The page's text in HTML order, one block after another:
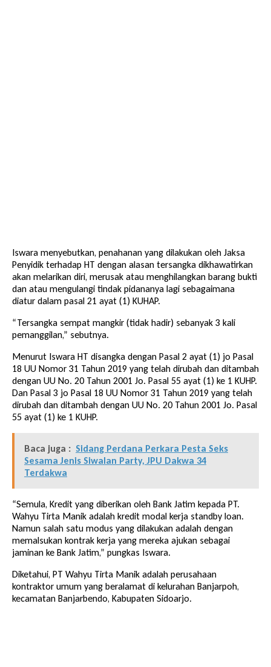
Iswara menyebutkan, penahanan yang dilakukan oleh Jaksa
Penyidik terhadap HT dengan alasan tersangka dikhawatirkan
akan melarikan diri, merusak atau menghilangkan barang bukti
dan atau mengulangi tindak pidananya lagi sebagaimana
diatur dalam pasal 21 ayat (1) KUHAP.
“Tersangka sempat mangkir (tidak hadir) sebanyak 3 kali
pemanggilan,” sebutnya.
Menurut Iswara HT disangka dengan Pasal 2 ayat (1) jo Pasal
18 UU Nomor 31 Tahun 2019 yang telah dirubah dan ditambah
dengan UU No. 20 Tahun 2001 Jo. Pasal 55 ayat (1) ke 1 KUHP.
Dan Pasal 3 jo Pasal 18 UU Nomor 31 Tahun 2019 yang telah
dirubah dan ditambah dengan UU No. 20 Tahun 2001 Jo. Pasal
55 ayat (1) ke 1 KUHP.
Baca juga : Sidang Perdana Perkara Pesta Seks
Sesama Jenis Siwalan Party, JPU Dakwa 34
Terdakwa
“Semula, Kredit yang diberikan oleh Bank Jatim kepada PT.
Wahyu Tirta Manik adalah kredit modal kerja standby loan.
Namun salah satu modus yang dilakukan adalah dengan
memalsukan kontrak kerja yang mereka ajukan sebagai
jaminan ke Bank Jatim,” pungkas Iswara.
Diketahui, PT Wahyu Tirta Manik adalah perusahaan
kontraktor umum yang beralamat di kelurahan Banjarpoh,
kecamatan Banjarbendo, Kabupaten Sidoarjo.